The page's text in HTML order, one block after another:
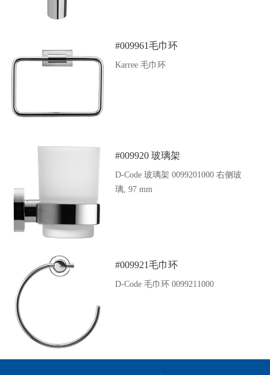
#009961毛巾环
Karree 毛巾环
#009920 玻璃架
D-Code 玻璃架 0099201000 右侧玻
璃, 97 mm
#009921毛巾环
D-Code 毛巾环 0099211000